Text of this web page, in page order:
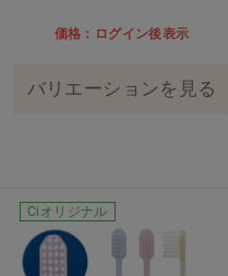
価格：ログイン後表示
バリエーションを見る
Ciオリジナル